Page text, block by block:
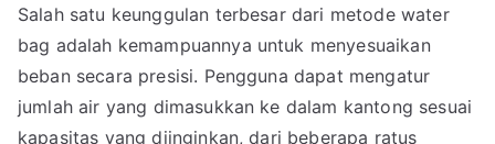
Salah satu keunggulan terbesar dari metode water
bag adalah kemampuannya untuk menyesuaikan
beban secara presisi. Pengguna dapat mengatur
jumlah air yang dimasukkan ke dalam kantong sesuai
kapasitas yang diinginkan, dari beberapa ratus